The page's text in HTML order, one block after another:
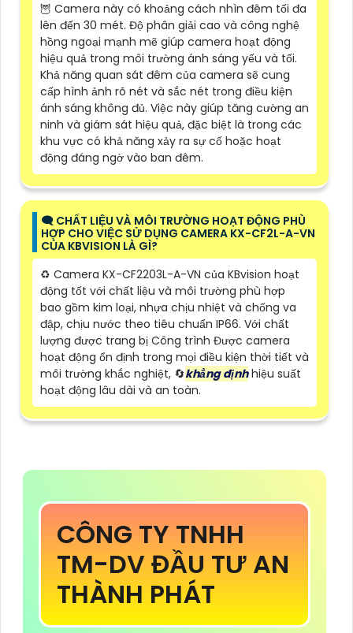
🦉 Camera này có khoảng cách nhìn đêm tối đa
lên đến 30 mét. Độ phân giải cao và công nghệ
hồng ngoại mạnh mẽ giúp camera hoạt động
hiệu quả trong môi trường ánh sáng yếu và tối.
Khả năng quan sát đêm của camera sẽ cung
cấp hình ảnh rõ nét và sắc nét trong điều kiện
ánh sáng không đủ. Việc này giúp tăng cường an
ninh và giám sát hiệu quả, đặc biệt là trong các
khu vực có khả năng xảy ra sự cố hoặc hoạt
động đáng ngờ vào ban đêm.
🗨️ CHẤT LIỆU VÀ MÔI TRƯỜNG HOẠT ĐỘNG PHÙ
HỢP CHO VIỆC SỬ DỤNG CAMERA KX-CF2L-A-VN
CỦA KBVISION LÀ GÌ?
♻️ Camera KX-CF2203L-A-VN của KBvision hoạt
động tốt với chất liệu và môi trường phù hợp
bao gồm kim loại, nhựa chịu nhiệt và chống va
đập, chịu nước theo tiêu chuẩn IP66. Với chất
lượng được trang bị Công trình Được camera
hoạt động ổn định trong mọi điều kiện thời tiết và
môi trường khắc nghiệt, 🔄khẳng địnhhiệu suất
hoạt động lâu dài và an toàn.
CÔNG TY TNHH
TM-DV ĐẦU TƯ AN
THÀNH PHÁT